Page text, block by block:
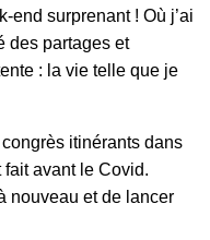
end surprenant ! Où j’ai
des partages et
: la vie telle que je
itinérants dans
fait avant le Covid.
nouveau et de lancer